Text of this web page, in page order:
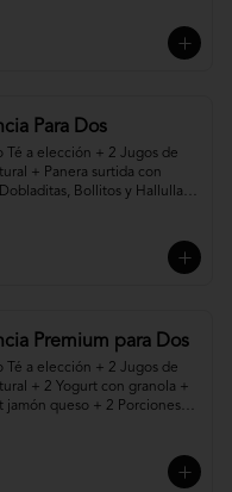
Para Dos
Té a elección + 2 Jugos de
+ Panera surtida con
Bollitos y Hallullas
Cheesecake a elección
Premium para Dos
Té a elección + 2 Jugos de
+ 2 Yogurt con granola +
jamón queso + 2 Porciones